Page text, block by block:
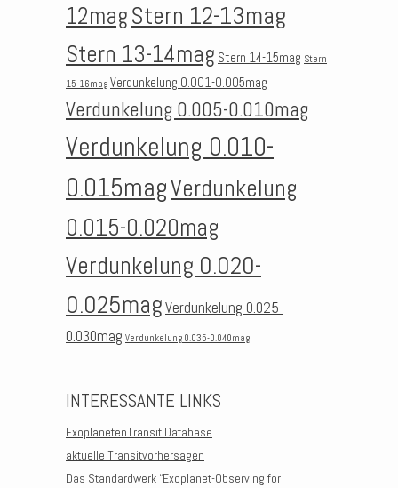
12magStern 12-13mag
Stern 13-14mag Stern 14-15mag Stern
15-16mag Verdunkelung 0.001-0.005mag
Verdunkelung 0.005-0.010mag
Verdunkelung 0.010-
0.015magVerdunkelung
0.015-0.020mag
Verdunkelung 0.020-
0.025magVerdunkelung 0.025-
0.030mag Verdunkelung 0.035-0.040mag
INTERESSANTE LINKS
ExoplanetenTransit Database
aktuelle Transitvorhersagen
Das Standardwerk “Exoplanet-Observing for